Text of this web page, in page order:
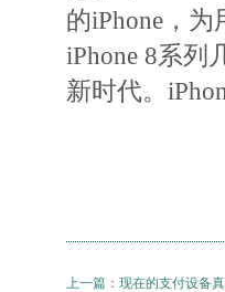
的iPhone，
iPhone 8系列
新时代。
上一篇： 现在的支付设备